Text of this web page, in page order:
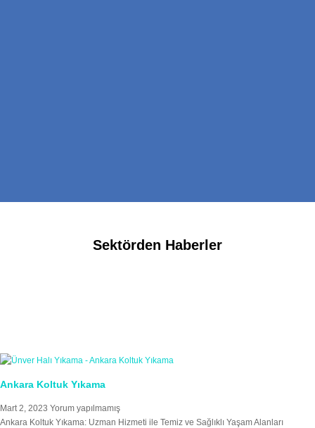
Sektörden Haberler
Ankara Koltuk Yıkama
Mart 2, 2023 Yorum yapılmamış
Ankara Koltuk Yıkama: Uzman Hizmeti ile Temiz ve Sağlıklı Yaşam Alanları